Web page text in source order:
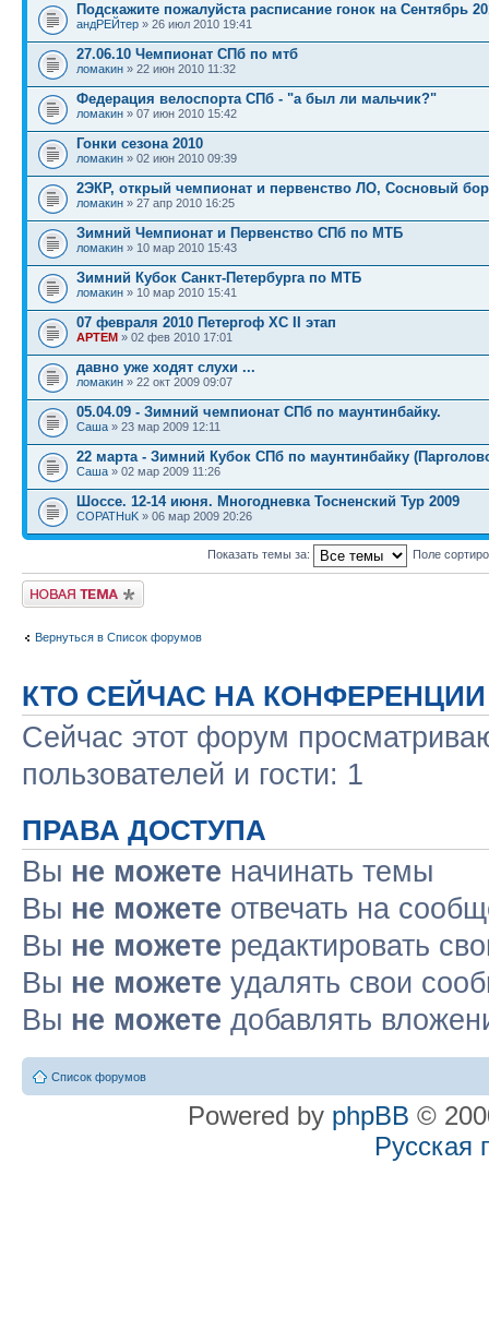
Подскажите пожалуйста расписание гонок на Сентябрь
андРЕЙтер » 26 июл 2010 19:41
27.06.10 Чемпионат СПб по мтб
ломакин » 22 июн 2010 11:32
Федерация велоспорта СПб - "а был ли мальчик?"
ломакин » 07 июн 2010 15:42
Гонки сезона 2010
ломакин » 02 июн 2010 09:39
2ЭКР, открый чемпионат и первенство ЛО, Сосновый бор
ломакин » 27 апр 2010 16:25
Зимний Чемпионат и Первенство СПб по МТБ
ломакин » 10 мар 2010 15:43
Зимний Кубок Санкт-Петербурга по МТБ
ломакин » 10 мар 2010 15:41
07 февраля 2010 Петергоф XC II этап
APTEM » 02 фев 2010 17:01
давно уже ходят слухи ...
ломакин » 22 окт 2009 09:07
05.04.09 - Зимний чемпионат СПб по маунтинбайку.
Саша » 23 мар 2009 12:11
22 марта - Зимний Кубок СПб по маунтинбайку
Саша » 02 мар 2009 11:26
Шоссе. 12-14 июня. Многодневка Тосненский Тур 2009
COPATHuK » 06 мар 2009 20:26
Показать темы за: Поле
Новая тема
Вернуться в Список форумов
КТО СЕЙЧАС НА КОНФЕРЕНЦИИ
Сейчас этот форум
пользователей и гости: 1
ПРАВА ДОСТУПА
Вы не можете начинать темы
Вы не можете отвечать на
Вы не можете редактировать
Вы не можете удалять свои
Вы не можете добавлять
Список форумов
Powered by phpBB ©
Русская